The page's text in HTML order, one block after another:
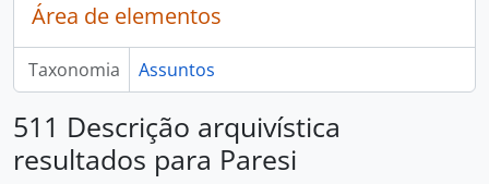
Área de elementos
Taxonomia Assuntos
511 Descrição arquivística
resultados para Paresi